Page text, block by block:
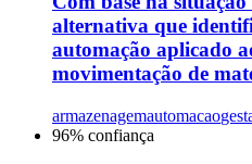
alternativa que
automação aplicado
movimentação de
armazenagemautomacao
96% confiança